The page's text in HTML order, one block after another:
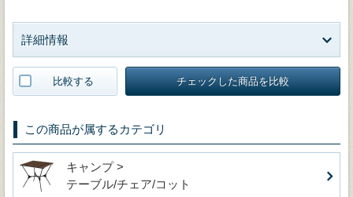
詳細情報
比較する チェックした商品を比較
この商品が属するカテゴリ
キャンプ >
テーブル/チェア/コット